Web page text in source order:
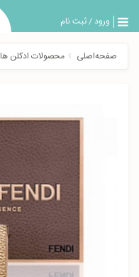
ورود/ثبت نام
بازگشت
صفحه‌اصلی محصولات ادکلن ها